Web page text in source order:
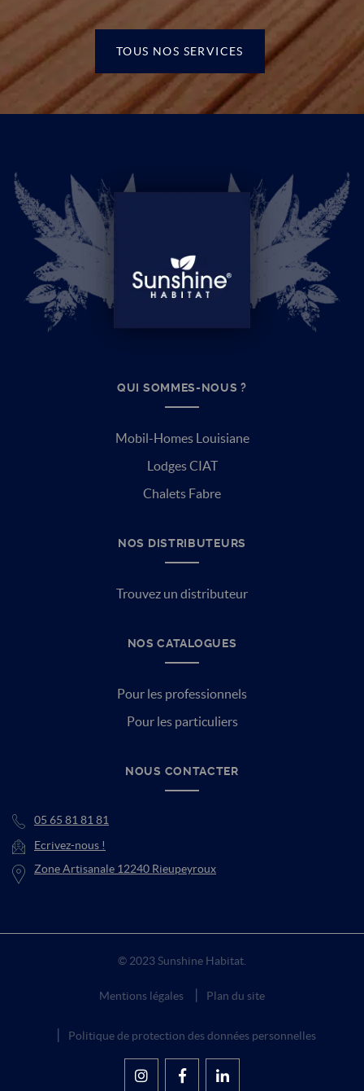
TOUS NOS SERVICES
QUI SOMMES-NOUS ?
Mobil-Homes Louisiane
Lodges CIAT
Chalets Fabre
NOS DISTRIBUTEURS
Trouvez un distributeur
NOS CATALOGUES
Pour les professionnels
Pour les particuliers
NOUS CONTACTER
05 65 81 81 81
Ecrivez-nous !
Zone Artisanale 12240 Rieupeyroux
© 2023 Sunshine Habitat.
Mentions légales Plan du site
Politique de protection des données personnelles